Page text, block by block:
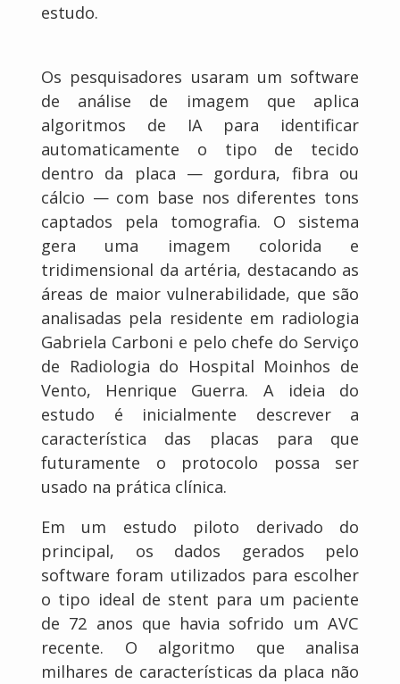
estudo.
Os pesquisadores usaram um software
de análise de imagem que aplica
algoritmos de IA para identificar
automaticamente o tipo de tecido
dentro da placa — gordura, fibra ou
cálcio — com base nos diferentes tons
captados pela tomografia. O sistema
gera uma imagem colorida e
tridimensional da artéria, destacando as
áreas de maior vulnerabilidade, que são
analisadas pela residente em radiologia
Gabriela Carboni e pelo chefe do Serviço
de Radiologia do Hospital Moinhos de
Vento, Henrique Guerra. A ideia do
estudo é inicialmente descrever a
característica das placas para que
futuramente o protocolo possa ser
usado na prática clínica.
Em um estudo piloto derivado do
principal, os dados gerados pelo
software foram utilizados para escolher
o tipo ideal de stent para um paciente
de 72 anos que havia sofrido um AVC
recente. O algoritmo que analisa
milhares de características da placa não